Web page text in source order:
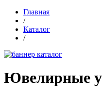
Главная
/
Каталог
/
Ювелирные